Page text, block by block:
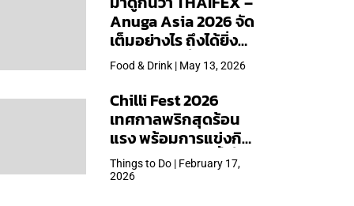
Anuga Asia 2026 จัด
เต็มอย่างไร ถึงได้ยิ่ง
ใหญ่สุดเท่าที่เคยจัดมา
Food & Drink | May 13, 2026
Chilli Fest 2026
เทศกาลพริกสุดร้อน
แรง พร้อมการแข่งกิน
พริก จัด 28 มี.ค.นี้ ที่โรง
แรมคิมป์ตัน มาลัยฯ
Things to Do | February 17,
2026